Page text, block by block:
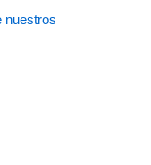
nuestros